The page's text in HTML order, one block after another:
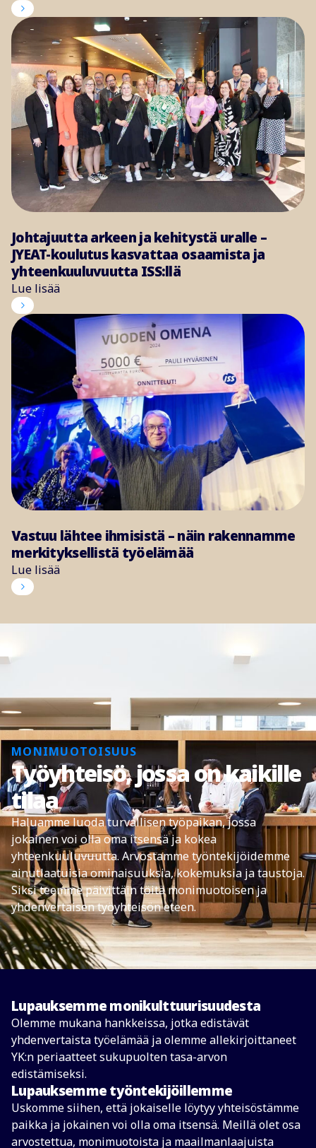
Johtajuutta arkeen ja kehitystä uralle –
JYEAT-koulutus kasvattaa osaamista ja
yhteenkuuluvuutta ISS:llä
Lue lisää
Vastuu lähtee ihmisistä – näin rakennamme
merkityksellistä työelämää
Lue lisää
MONIMUOTOISUUS
Työyhteisö, jossa on kaikille
tilaa
Haluamme luoda turvallisen työpaikan, jossa
jokainen voi olla oma itsensä ja kokea
yhteenkuuluvuutta. Arvostamme työntekijöidemme
ainutlaatuisia ominaisuuksia, kokemuksia ja taustoja.
Siksi teemme päivittäin töitä monimuotoisen ja
yhdenvertaisen työyhteisön eteen.
Lupauksemme monikulttuurisuudesta
Olemme mukana hankkeissa, jotka edistävät
yhdenvertaista työelämää ja olemme allekirjoittaneet
YK:n periaatteet sukupuolten tasa-arvon
edistämiseksi.
Lupauksemme työntekijöillemme
Uskomme siihen, että jokaiselle löytyy yhteisöstämme
paikka ja jokainen voi olla oma itsensä. Meillä olet osa
arvostettua, monimuotoista ja maailmanlaajuista